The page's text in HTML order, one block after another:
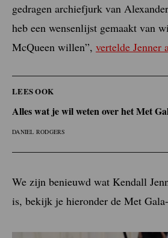
gedragen archiefjurk van
heb een wensenlijst gemaakt van
McQueen willen”, vertelde Jenner
LEES OOK
Alles wat je wil weten over het Met
DANIEL RODGERS
We zijn benieuwd wat Kendall
is, bekijk je hieronder de Met